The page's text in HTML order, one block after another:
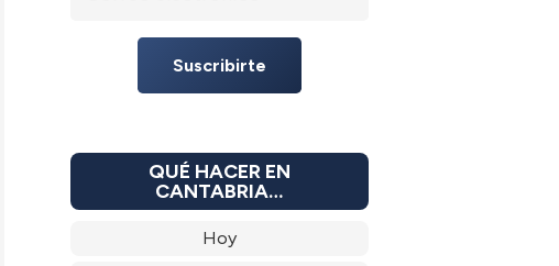
Suscribirte
QUÉ HACER EN
CANTABRIA…
Hoy